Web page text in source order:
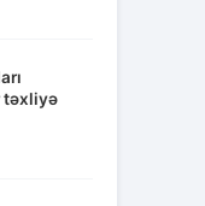
təxliyə